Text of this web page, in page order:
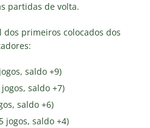
partidas de volta.
dos primeiros colocados dos
saldo +9)
saldo +7)
saldo +6)
jogos, saldo +4)